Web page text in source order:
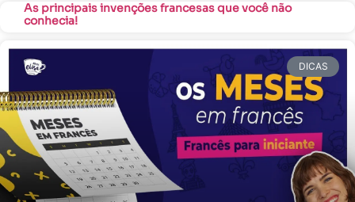
As principais invenções francesas que você não
conhecia!
DICAS